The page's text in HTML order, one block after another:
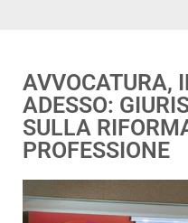
AVVOCATURA,
ADESSO:
SULLA
PROFESSIONE